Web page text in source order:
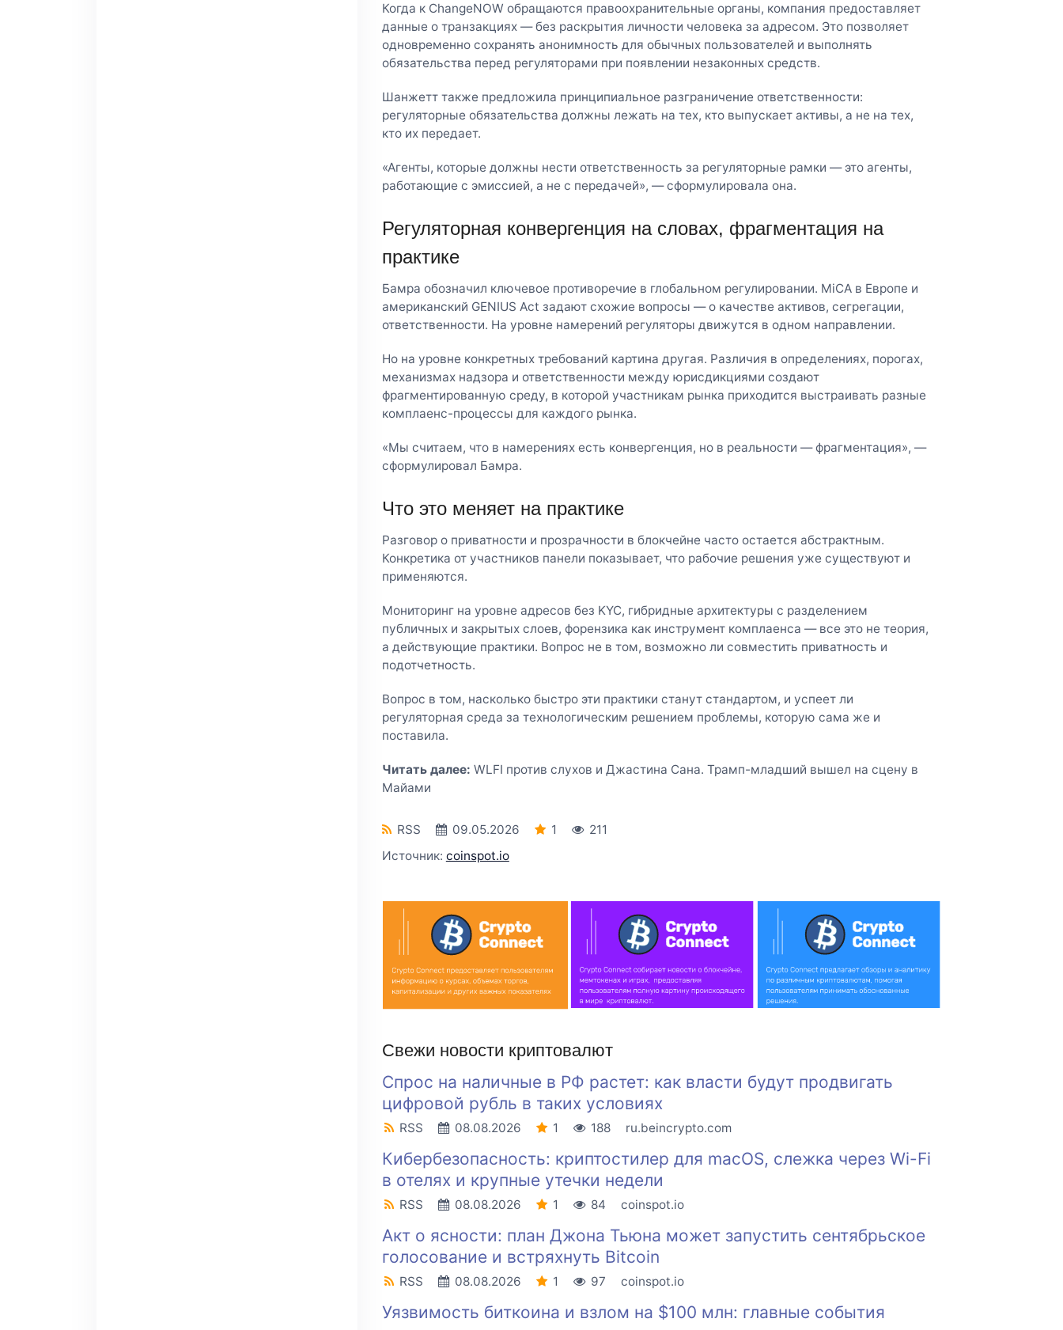
Когда к ChangeNOW обращаются правоохранительные органы, компания предоставляет
данные о транзакциях — без раскрытия личности человека за адресом. Это позволяет
одновременно сохранять анонимность для обычных пользователей и выполнять
обязательства перед регуляторами при появлении незаконных средств.
Шанжетт также предложила принципиальное разграничение ответственности:
регуляторные обязательства должны лежать на тех, кто выпускает активы, а не на тех,
кто их передает.
«Агенты, которые должны нести ответственность за регуляторные рамки — это агенты,
работающие с эмиссией, а не с передачей», — сформулировала она.
Регуляторная конвергенция на словах, фрагментация на
практике
Бамра обозначил ключевое противоречие в глобальном регулировании. MiCA в Европе и
американский GENIUS Act задают схожие вопросы — о качестве активов, сегрегации,
ответственности. На уровне намерений регуляторы движутся в одном направлении.
Но на уровне конкретных требований картина другая. Различия в определениях, порогах,
механизмах надзора и ответственности между юрисдикциями создают
фрагментированную среду, в которой участникам рынка приходится выстраивать разные
комплаенс-процессы для каждого рынка.
«Мы считаем, что в намерениях есть конвергенция, но в реальности — фрагментация», —
сформулировал Бамра.
Что это меняет на практике
Разговор о приватности и прозрачности в блокчейне часто остается абстрактным.
Конкретика от участников панели показывает, что рабочие решения уже существуют и
применяются.
Мониторинг на уровне адресов без KYC, гибридные архитектуры с разделением
публичных и закрытых слоев, форензика как инструмент комплаенса — все это не теория,
а действующие практики. Вопрос не в том, возможно ли совместить приватность и
подотчетность.
Вопрос в том, насколько быстро эти практики станут стандартом, и успеет ли
регуляторная среда за технологическим решением проблемы, которую сама же и
поставила.
Читать далее: WLFI против слухов и Джастина Сана. Трамп-младший вышел на сцену в
Майами
RSS 09.05.2026 1
211
Источник: coinspot.io
Свежи новости криптовалют
Спрос на наличные в РФ растет: как власти будут продвигать
цифровой рубль в таких условиях
RSS 08.08.2026 1 188 ru.beincrypto.com
Кибербезопасность: криптостилер для macOS, слежка через Wi-Fi
в отелях и крупные утечки недели
RSS 08.08.2026 1 84 coinspot.io
Акт о ясности: план Джона Тьюна может запустить сентябрьское
голосование и встряхнуть Bitcoin
RSS 08.08.2026 1 97 coinspot.io
Уязвимость биткоина и взлом на $100 млн: главные события